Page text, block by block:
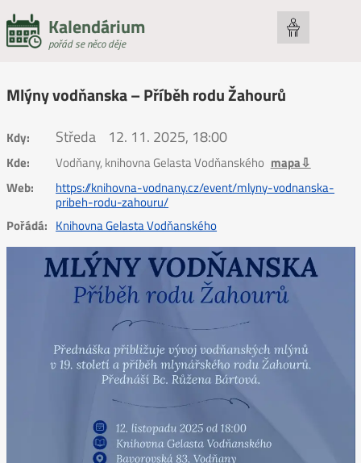
Kalendárium
pořád se něco děje
Mlýny vodňanska – Příběh rodu Žahourů
Kdy: Středa 12. 11. 2025, 18:00
Kde: Vodňany, knihovna Gelasta Vodňanského mapa⇩
Web:
https://knihovna-vodnany.cz/event/mlyny-vodnanska-
pribeh-rodu-zahouru/
Pořádá: Knihovna Gelasta Vodňanského